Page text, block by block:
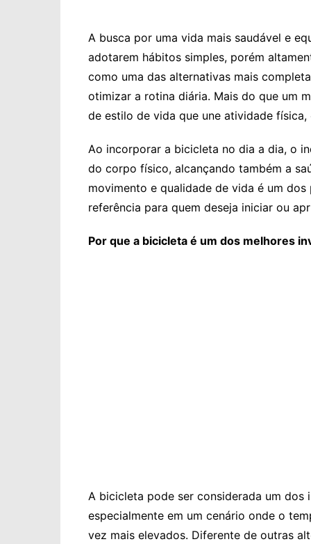
A busca por uma vida mais saudável e
adotarem hábitos simples, porém
como uma das alternativas mais
otimizar a rotina diária. Mais do que um
de estilo de vida que une atividade
Ao incorporar a bicicleta no dia a dia, o
do corpo físico, alcançando também a
movimento e qualidade de vida é um
referência para quem deseja iniciar ou
Por que a bicicleta é um dos melhores
A bicicleta pode ser considerada um dos
especialmente em um cenário onde o
vez mais elevados. Diferente de outras